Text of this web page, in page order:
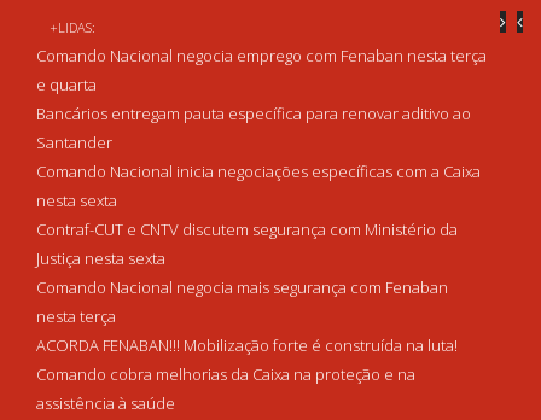
+LIDAS:
Comando Nacional negocia emprego com Fenaban nesta terça
e quarta
Bancários entregam pauta específica para renovar aditivo ao
Santander
Comando Nacional inicia negociações específicas com a Caixa
nesta sexta
Contraf-CUT e CNTV discutem segurança com Ministério da
Justiça nesta sexta
Comando Nacional negocia mais segurança com Fenaban
nesta terça
ACORDA FENABAN!!! Mobilização forte é construída na luta!
Comando cobra melhorias da Caixa na proteção e na
assistência à saúde